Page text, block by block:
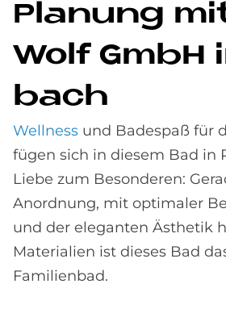
Pla­nung
Wolf
bach
Wellness und Badespaß für
fügen sich in diesem Bad in
Liebe zum Besonderen:
Anordnung, mit optimaler
und der eleganten Ästhetik
Materialien ist dieses Bad
Familienbad.